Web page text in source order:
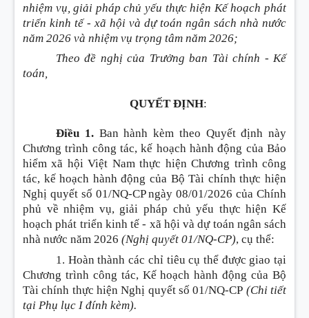
nhiệm vụ, giải pháp chủ yếu thực hiện Kế hoạch phát
triển kinh tế - xã hội và dự toán ngân sách nhà nước
năm 2026 và nhiệm vụ trọng tâm năm 2026;
Theo đề nghị của Trưởng ban Tài chính - Kế
toán,
QUYẾT ĐỊNH:
Điều 1.Ban hành kèm theo Quyết định này
Chương trình công tác, kế hoạch hành động của Bảo
hiểm xã hội Việt Nam thực hiện Chương trình công
tác, kế hoạch hành động của Bộ Tài chính thực hiện
Nghị quyết số 01/NQ-CP ngày 08/01/2026 của Chính
phủ về nhiệm vụ, giải pháp chủ yếu thực hiện Kế
hoạch phát triển kinh tế - xã hội và dự toán ngân sách
nhà nước năm 2026 (Nghị quyết 01/NQ-CP), cụ thể:
1. Hoàn thành các chỉ tiêu cụ thể được giao tại
Chương trình công tác, Kế hoạch hành động của Bộ
Tài chính thực hiện Nghị quyết số 01/NQ-CP (Chi tiết
tại Phụ lục I đính kèm).